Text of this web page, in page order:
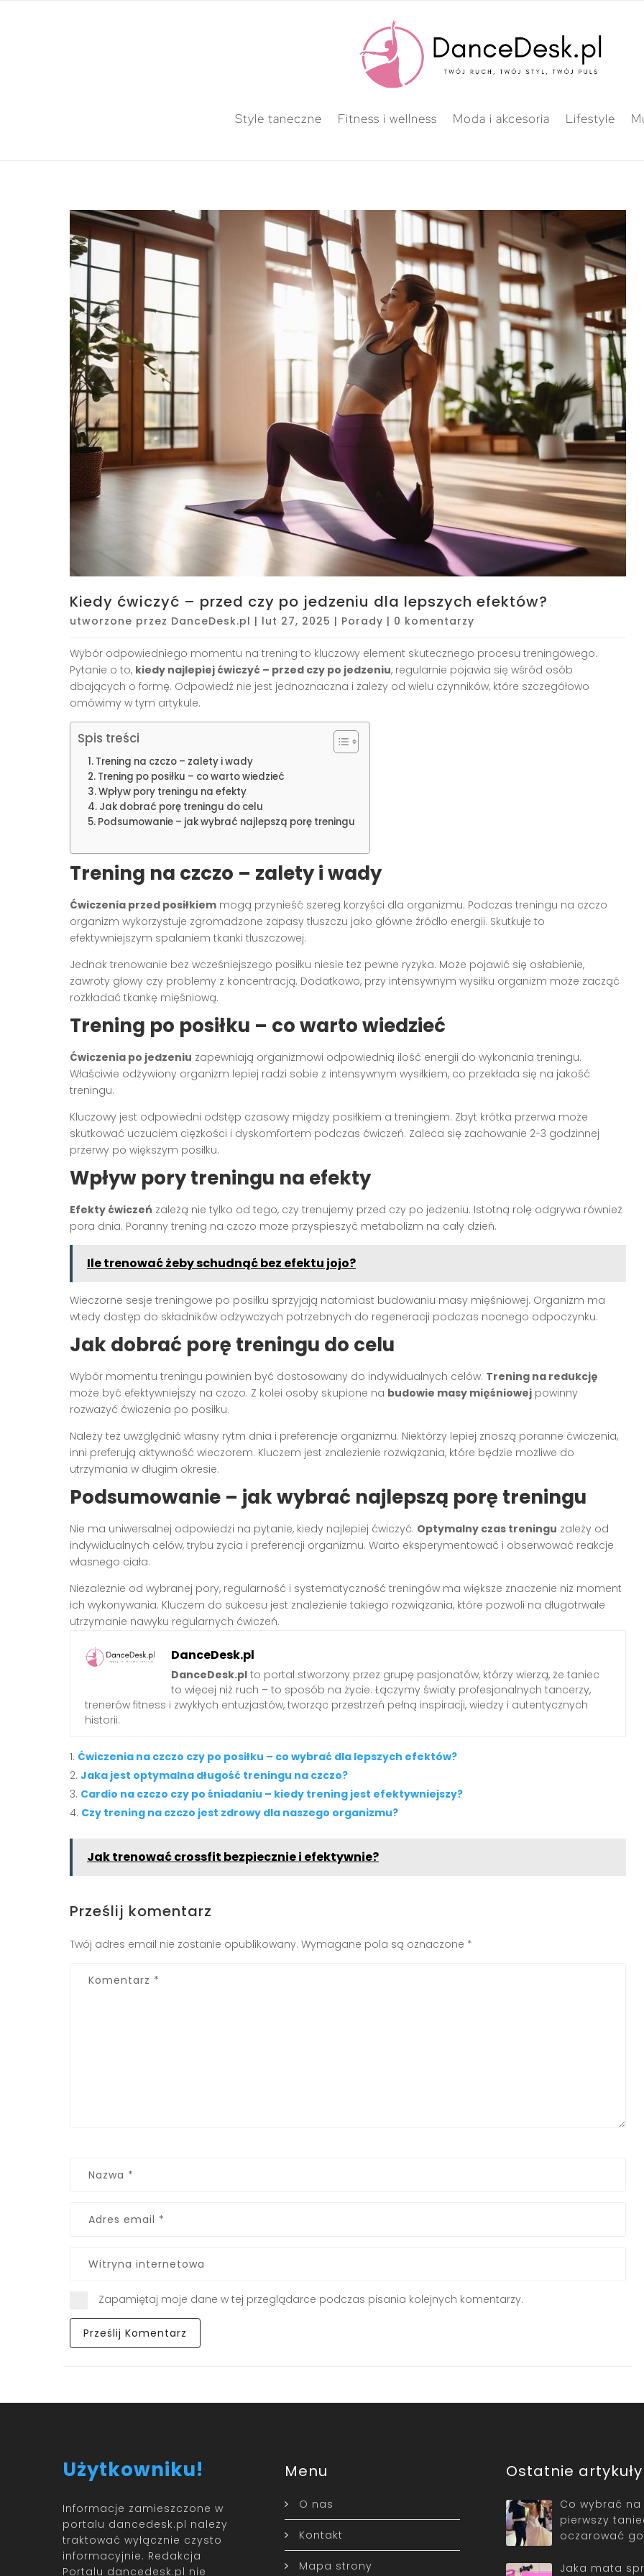
Style taneczne Fitness i wellness Moda i akcesoria Lifestyle
Kiedy ćwiczyć – przed czy po jedzeniu dla lepszych efektów?
utworzone przez DanceDesk.pl | lut 27, 2025 | Porady | 0 komentarzy
Wybór odpowiedniego momentu na trening to kluczowy element skutecznego procesu treningowego.
Pytanie o to, kiedy najlepiej ćwiczyć – przed czy po jedzeniu, regularnie pojawia się wśród osób
dbających o formę. Odpowiedź nie jest jednoznaczna i zależy od wielu czynników, które szczegółowo
omówimy w tym artykule.
Spis treści
Trening na czczo – zalety i wady
Trening po posiłku – co warto wiedzieć
Wpływ pory treningu na efekty
Jak dobrać porę treningu do celu
Podsumowanie – jak wybrać najlepszą porę treningu
Trening na czczo – zalety i wady
Ćwiczenia przed posiłkiem mogą przynieść szereg korzyści dla organizmu. Podczas treningu na czczo
organizm wykorzystuje zgromadzone zapasy tłuszczu jako główne źródło energii. Skutkuje to
efektywniejszym spalaniem tkanki tłuszczowej.
Jednak trenowanie bez wcześniejszego posiłku niesie też pewne ryzyka. Może pojawić się osłabienie,
zawroty głowy czy problemy z koncentracją. Dodatkowo, przy intensywnym wysiłku organizm może zacząć
rozkładać tkankę mięśniową.
Trening po posiłku – co warto wiedzieć
Ćwiczenia po jedzeniu zapewniają organizmowi odpowiednią ilość energii do wykonania treningu.
Właściwie odżywiony organizm lepiej radzi sobie z intensywnym wysiłkiem, co przekłada się na jakość
treningu.
Kluczowy jest odpowiedni odstęp czasowy między posiłkiem a treningiem. Zbyt krótka przerwa może
skutkować uczuciem ciężkości i dyskomfortem podczas ćwiczeń. Zaleca się zachowanie 2-3 godzinnej
przerwy po większym posiłku.
Wpływ pory treningu na efekty
Efekty ćwiczeń zależą nie tylko od tego, czy trenujemy przed czy po jedzeniu. Istotną rolę odgrywa również
pora dnia. Poranny trening na czczo może przyspieszyć metabolizm na cały dzień.
Ile trenować żeby schudnąć bez efektu jojo?
Wieczorne sesje treningowe po posiłku sprzyjają natomiast budowaniu masy mięśniowej. Organizm ma
wtedy dostęp do składników odżywczych potrzebnych do regeneracji podczas nocnego odpoczynku.
Jak dobrać porę treningu do celu
Wybór momentu treningu powinien być dostosowany do indywidualnych celów. Trening na redukcję
może być efektywniejszy na czczo. Z kolei osoby skupione na budowie masy mięśniowej powinny
rozważyć ćwiczenia po posiłku.
Należy też uwzględnić własny rytm dnia i preferencje organizmu. Niektórzy lepiej znoszą poranne ćwiczenia,
inni preferują aktywność wieczorem. Kluczem jest znalezienie rozwiązania, które będzie możliwe do
utrzymania w długim okresie.
Podsumowanie – jak wybrać najlepszą porę treningu
Nie ma uniwersalnej odpowiedzi na pytanie, kiedy najlepiej ćwiczyć. Optymalny czas treningu zależy od
indywidualnych celów, trybu życia i preferencji organizmu. Warto eksperymentować i obserwować reakcje
własnego ciała.
Niezależnie od wybranej pory, regularność i systematyczność treningów ma większe znaczenie niż moment
ich wykonywania. Kluczem do sukcesu jest znalezienie takiego rozwiązania, które pozwoli na długotrwałe
utrzymanie nawyku regularnych ćwiczeń.
DanceDesk.pl
DanceDesk.pl to portal stworzony przez grupę pasjonatów, którzy wierzą, że taniec
to więcej niż ruch – to sposób na życie. Łączymy światy profesjonalnych tancerzy,
trenerów fitness i zwykłych entuzjastów, tworząc przestrzeń pełną inspiracji, wiedzy i autentycznych
historii.
Ćwiczenia na czczo czy po posiłku – co wybrać dla lepszych efektów?
Jaka jest optymalna długość treningu na czczo?
Cardio na czczo czy po śniadaniu – kiedy trening jest efektywniejszy?
Czy trening na czczo jest zdrowy dla naszego organizmu?
Jak trenować crossfit bezpiecznie i efektywnie?
Prześlij komentarz
Twój adres email nie zostanie opublikowany. Wymagane pola są oznaczone *
Zapamiętaj moje dane w tej przeglądarce podczas pisania kolejnych komentarzy.
Użytkowniku!
Informacje zamieszczone w
portalu dancedesk.pl należy
traktować wyłącznie czysto
informacyjnie. Redakcja
Portalu dancedesk.pl nie
Menu
O nas
Kontakt
Mapa strony
Ostatnie artykuły
Co wybrać na
pierwszy
oczarować
Jaka mata